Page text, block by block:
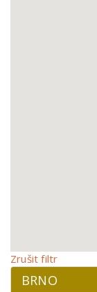
Zrušit filtr
BRNO